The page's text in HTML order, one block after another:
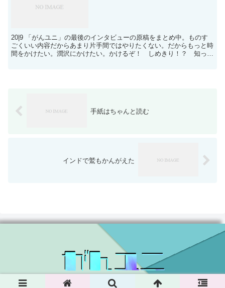
20|9 「がんユニ」の最後のインタビューの原稿をまとめ中。ものす
ごくいい内容だからあまり片手間ではやりたくない。だからもっと時
間をかけたい。潤沢にかけたい。かけるぞ！ しめきり！？ 知った
手紙はちゃんと読む
インドで鷲もかんがえた
© 2024 がんユニ.